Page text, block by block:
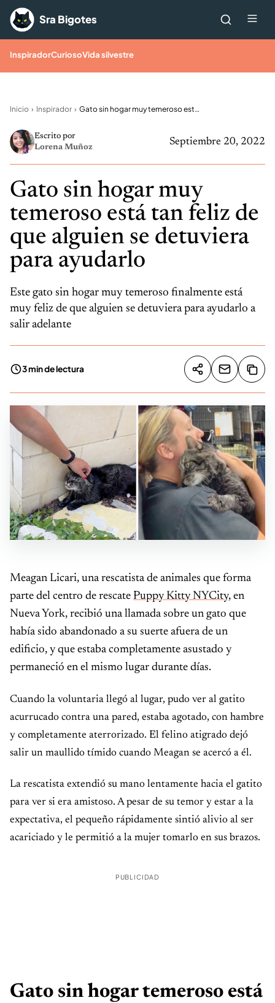
Saltar al contenido
Sra Bigotes
InspiradorCuriosoVida silvestre
Inicio Inspirador Gato sin hogar muy temeroso está tan feliz de que alguien se detuviera para ayudarlo
Septiembre 20, 2022
Escrito por
Lorena Muñoz
Gato sin hogar muy
temeroso está tan feliz de
que alguien se detuviera
para ayudarlo
Este gato sin hogar muy temeroso finalmente está
muy feliz de que alguien se detuviera para ayudarlo a
salir adelante
3 min de lectura Compartir
Meagan Licari, una rescatista de animales que forma
parte del centro de rescate Puppy Kitty NYCity, en
Nueva York, recibió una llamada sobre un gato que
había sido abandonado a su suerte afuera de un
edificio, y que estaba completamente asustado y
permaneció en el mismo lugar durante días.
Cuando la voluntaria llegó al lugar, pudo ver al gatito
acurrucado contra una pared, estaba agotado, con hambre
y completamente aterrorizado. El felino atigrado dejó
salir un maullido tímido cuando Meagan se acercó a él.
La rescatista extendió su mano lentamente hacia el gatito
para ver si era amistoso. A pesar de su temor y estar a la
expectativa, el pequeño rápidamente sintió alivio al ser
acariciado y le permitió a la mujer tomarlo en sus brazos.
PUBLICIDAD
Gato sin hogar temeroso está